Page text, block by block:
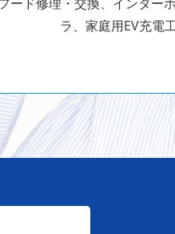
ラ、家庭用EV充電